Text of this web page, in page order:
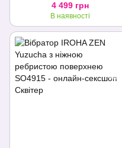
4 499 грн
В наявності